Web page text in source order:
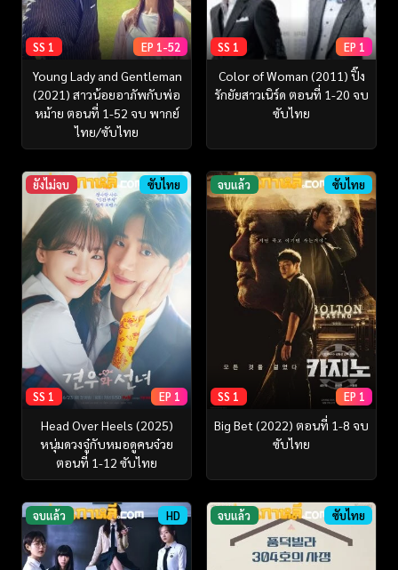
SS 1 EP 1-52
Young Lady and Gentleman
(2021) สาวน้อยอาภัพกับพ่อ
หม้าย ตอนที่ 1-52 จบ พากย์
ไทย/ซับไทย
SS 1 EP 1
Color of Woman (2011) ปิ๊ง
รักยัยสาวเนิร์ด ตอนที่ 1-20 จบ
ซับไทย
ยังไม่จบ ซับไทย
SS 1 EP 1
Head Over Heels (2025)
หนุ่มดวงจู๋กับหมอดูคนจ๋วย
ตอนที่ 1-12 ซับไทย
จบแล้ว ซับไทย
SS 1 EP 1
Big Bet (2022) ตอนที่ 1-8 จบ
ซับไทย
จบแล้ว HD จบแล้ว ซับไทย